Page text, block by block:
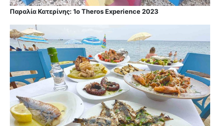
Παραλία Κατερίνης: 1ο Theros Experience 2023